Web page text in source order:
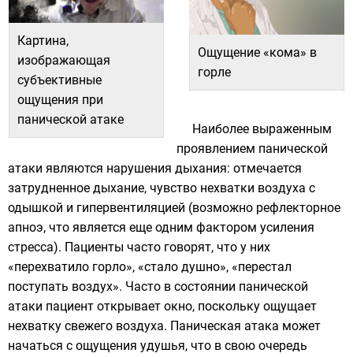
Картина,
изображающая
субъективные
ощущения при
панической атаке
​Ощущение «кома» в
горле
Наиболее выраженным
проявлением панической
атаки являются нарушения дыхания: отмечается
затрудненное дыхание, чувство нехватки воздуха с
одышкой и гипервентиляцией (возможно рефлекторное
апноэ, что является еще одним фактором усиления
стресса). Пациенты часто говорят, что у них
«перехватило горло», «стало душно», «перестал
поступать воздух». Часто в состоянии панической
атаки пациент открывает окно, поскольку ощущает
нехватку свежего воздуха. Паническая атака может
начаться с ощущения удушья, что в свою очередь